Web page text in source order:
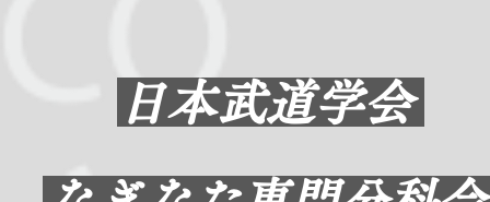
日本武道学会